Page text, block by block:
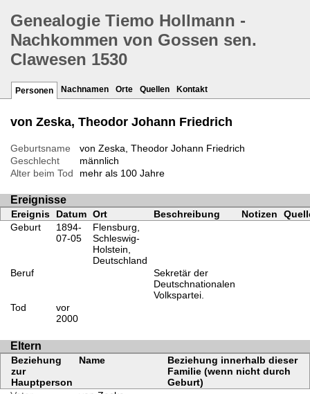
Genealogie Tiemo Hollmann -
Nachkommen von Gossen sen.
Clawesen 1530
Personen Nachnamen Orte Quellen Kontakt
von Zeska, Theodor Johann Friedrich
Geburtsname
von Zeska, Theodor Johann Friedrich
Geschlecht
männlich
Alter beim Tod
mehr als 100 Jahre
Ereignisse
Ereignis Datum Ort Beschreibung Notizen
Geburt
1894-
07-05
Flensburg,
Schleswig-
Holstein,
Deutschland
Beruf
Sekretär der
Deutschnationalen
Volkspartei.
Tod
vor
2000
Eltern
Beziehung
zur
Hauptperson
Name
Beziehung innerhalb dieser
Familie (wenn nicht durch
Geburt)